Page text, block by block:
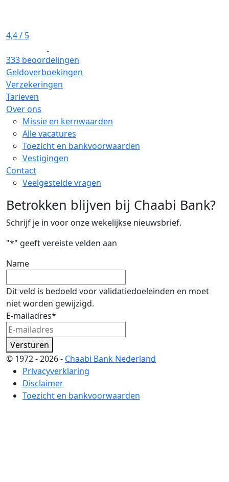
4,4/ 5
333 beoordelingen
Geldoverboekingen
Verzekeringen
Tarieven
Over ons
Missie en kernwaarden
Alle vacatures
Toezicht en bankvoorwaarden
Vestigingen
Contact
Veelgestelde vragen
Betrokken blijven bij Chaabi Bank?
Schrijf je in voor onze wekelijkse nieuwsbrief.
"*" geeft vereiste velden aan
Name
Dit veld is bedoeld voor validatiedoeleinden en moet
niet worden gewijzigd.
E-mailadres*
Versturen
© 1972 - 2026 - Chaabi Bank Nederland
Privacyverklaring
Disclaimer
Toezicht en bankvoorwaarden